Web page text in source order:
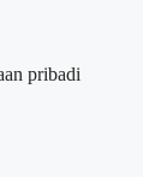
pribadi